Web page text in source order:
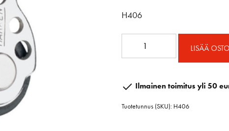
H406
määrä
LISÄÄ
Ilmainen toimitus yli 50
Tuotetunnus (SKU): H406